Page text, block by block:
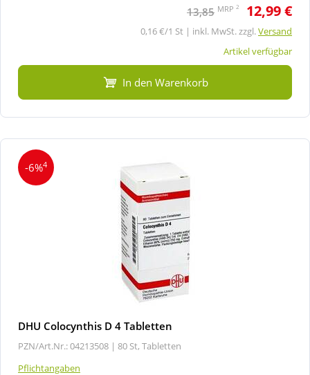
13,85 MRP 2 12,99 €
0,16 €/1 St | inkl. MwSt. zzgl.Versand
Artikel verfügbar
In den Warenkorb
-6%4
DHU Colocynthis D 4 Tabletten
PZN/Art.Nr.: 04213508 | 80 St, Tabletten
Pflichtangaben